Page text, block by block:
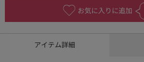
お気に入りに追加
アイテム詳細